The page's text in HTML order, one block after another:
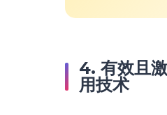
4. 有效且
用技术